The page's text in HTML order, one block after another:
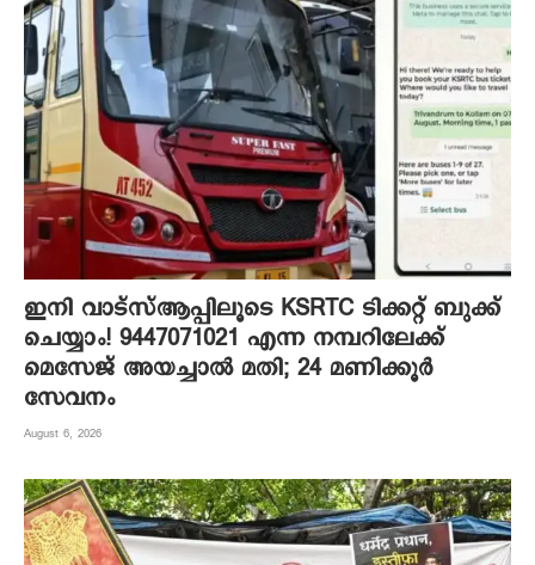
ഇനി വാട്‌സ്ആപ്പിലൂടെ KSRTC ടിക്കറ്റ് ബുക്ക്
ചെയ്യാം! 9447071021 എന്ന നമ്പറിലേക്ക്
മെസേജ് അയച്ചാൽ മതി; 24 മണിക്കൂർ
സേവനം
August 6, 2026